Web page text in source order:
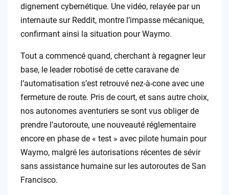
dignement cybernétique. Une vidéo, relayée par un
internaute sur Reddit, montre l’impasse mécanique,
confirmant ainsi la situation pour Waymo.
Tout a commencé quand, cherchant à regagner leur
base, le leader robotisé de cette caravane de
l’automatisation s’est retrouvé nez-à-cone avec une
fermeture de route. Pris de court, et sans autre choix,
nos autonomes aventuriers se sont vus obliger de
prendre l’autoroute, une nouveauté réglementaire
encore en phase de « test » avec pilote humain pour
Waymo, malgré les autorisations récentes de sévir
sans assistance humaine sur les autoroutes de San
Francisco.